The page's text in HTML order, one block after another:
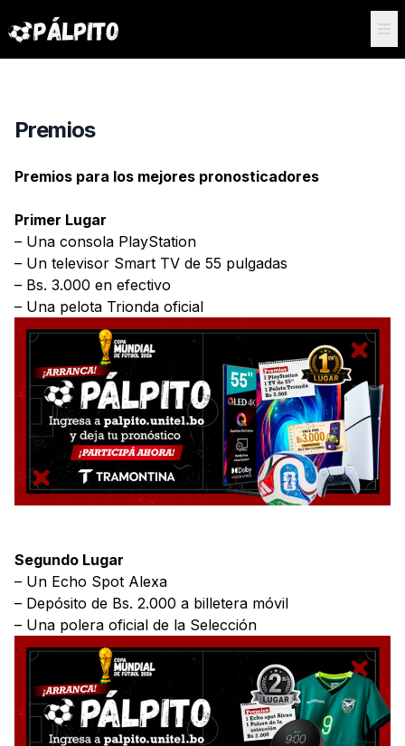
Premios
Premios para los mejores pronosticadores
Primer Lugar
– Una consola PlayStation
– Un televisor Smart TV de 55 pulgadas
– Bs. 3.000 en efectivo
– Una pelota Trionda oficial
Segundo Lugar
– Un Echo Spot Alexa
– Depósito de Bs. 2.000 a billetera móvil
– Una polera oficial de la Selección